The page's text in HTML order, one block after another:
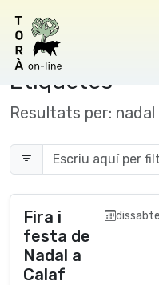
Etiquetes
Resultats per: nadal
Fira i
festa de
Nadal a
Calaf